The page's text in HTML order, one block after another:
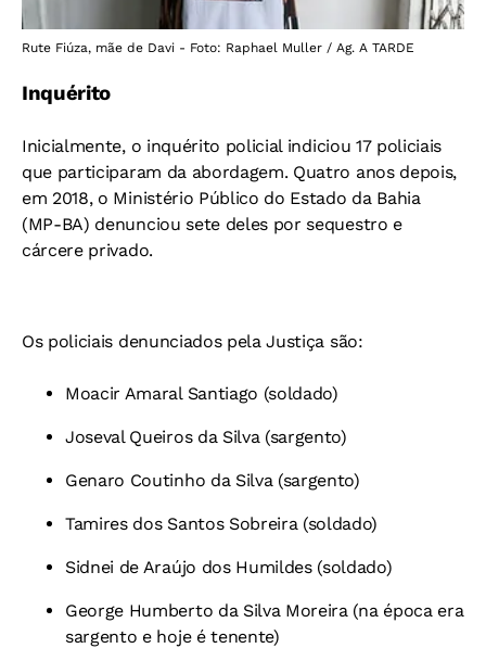
Rute Fiúza, mãe de Davi - Foto: Raphael Muller / Ag. A TARDE
Inquérito
Inicialmente, o inquérito policial indiciou 17 policiais
que participaram da abordagem. Quatro anos depois,
em 2018, o Ministério Público do Estado da Bahia
(MP-BA) denunciou sete deles por sequestro e
cárcere privado.
Os policiais denunciados pela Justiça são:
Moacir Amaral Santiago (soldado)
Joseval Queiros da Silva (sargento)
Genaro Coutinho da Silva (sargento)
Tamires dos Santos Sobreira (soldado)
Sidnei de Araújo dos Humildes (soldado)
George Humberto da Silva Moreira (na época era
sargento e hoje é tenente)